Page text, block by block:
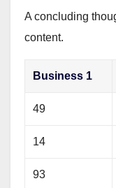
A concluding
content.
Business 1
49
14
93